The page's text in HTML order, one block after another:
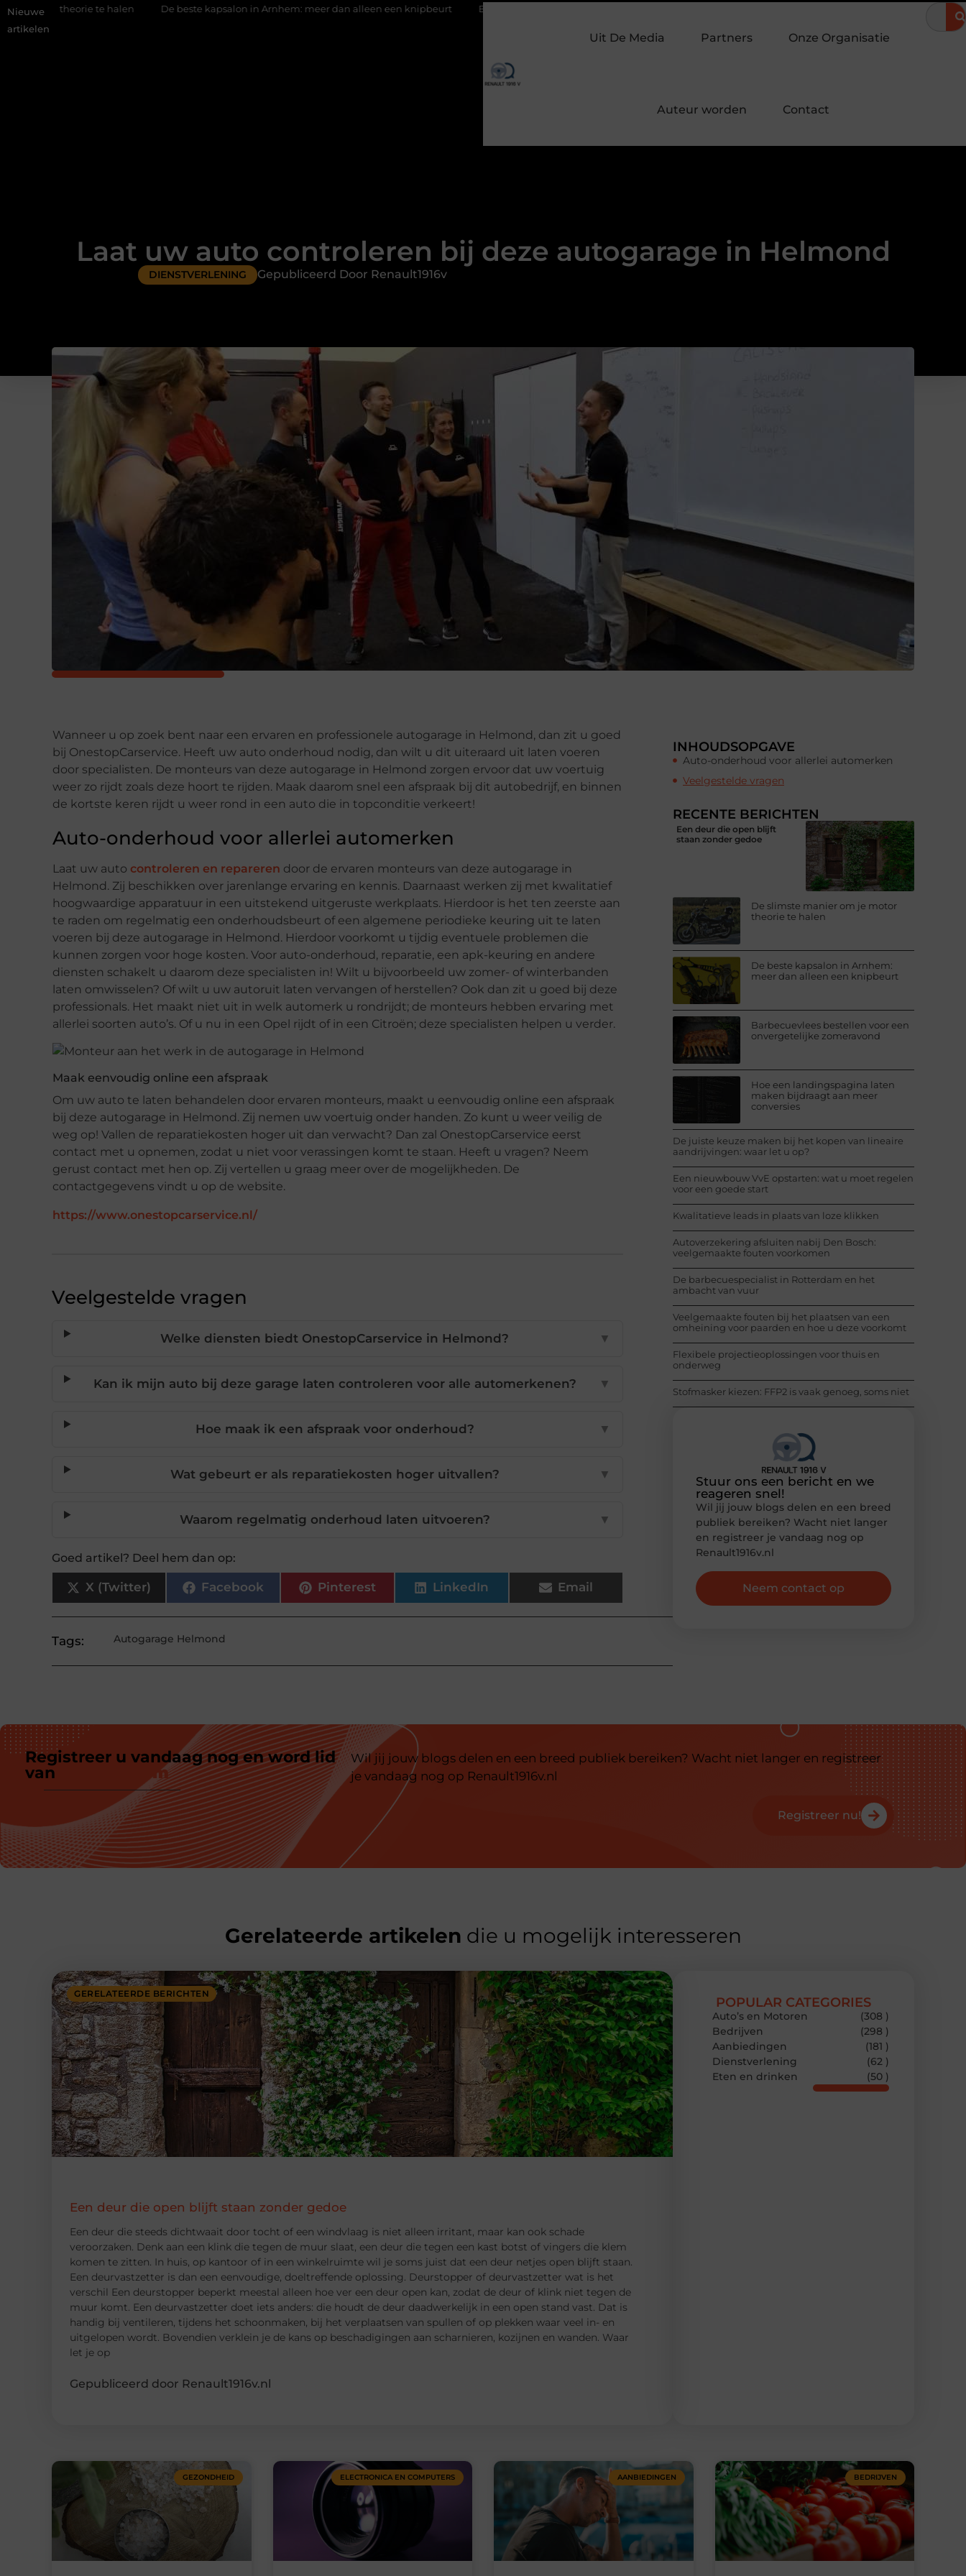
Nieuwe
artikelen
halen De beste kapsalon in Arnhem: meer dan alleen een knipbeurt Barbecuevlees bestellen voor een onvergetelijke zomeravond Hoe een landingspagina laten maken bijdraagt aan meer
Uit De Media Partners Onze Organisatie
Auteur worden Contact
Laat uw auto controleren bij deze autogarage in Helmond
DIENSTVERLENING Gepubliceerd Door Renault1916v
Wanneer u op zoek bent naar een ervaren en professionele autogarage in Helmond, dan zit u goed
bij OnestopCarservice. Heeft uw auto onderhoud nodig, dan wilt u dit uiteraard uit laten voeren
door specialisten. De monteurs van deze autogarage in Helmond zorgen ervoor dat uw voertuig
weer zo rijdt zoals deze hoort te rijden. Maak daarom snel een afspraak bij dit autobedrijf, en binnen
de kortste keren rijdt u weer rond in een auto die in topconditie verkeert!
Auto-onderhoud voor allerlei automerken
Laat uw auto controleren en repareren door de ervaren monteurs van deze autogarage in
Helmond. Zij beschikken over jarenlange ervaring en kennis. Daarnaast werken zij met kwalitatief
hoogwaardige apparatuur in een uitstekend uitgeruste werkplaats. Hierdoor is het ten zeerste aan
te raden om regelmatig een onderhoudsbeurt of een algemene periodieke keuring uit te laten
voeren bij deze autogarage in Helmond. Hierdoor voorkomt u tijdig eventuele problemen die
kunnen zorgen voor hoge kosten. Voor auto-onderhoud, reparatie, een apk-keuring en andere
diensten schakelt u daarom deze specialisten in! Wilt u bijvoorbeeld uw zomer- of winterbanden
laten omwisselen? Of wilt u uw autoruit laten vervangen of herstellen? Ook dan zit u goed bij deze
professionals. Het maakt niet uit in welk automerk u rondrijdt; de monteurs hebben ervaring met
allerlei soorten auto’s. Of u nu in een Opel rijdt of in een Citroën; deze specialisten helpen u verder.
Maak eenvoudig online een afspraak
Om uw auto te laten behandelen door ervaren monteurs, maakt u eenvoudig online een afspraak
bij deze autogarage in Helmond. Zij nemen uw voertuig onder handen. Zo kunt u weer veilig de
weg op! Vallen de reparatiekosten hoger uit dan verwacht? Dan zal OnestopCarservice eerst
contact met u opnemen, zodat u niet voor verassingen komt te staan. Heeft u vragen? Neem
gerust contact met hen op. Zij vertellen u graag meer over de mogelijkheden. De
contactgegevens vindt u op de website.
https://www.onestopcarservice.nl/
Veelgestelde vragen
Welke diensten biedt OnestopCarservice in Helmond? ▼
Kan ik mijn auto bij deze garage laten controleren voor alle automerkenen? ▼
Hoe maak ik een afspraak voor onderhoud? ▼
Wat gebeurt er als reparatiekosten hoger uitvallen? ▼
Waarom regelmatig onderhoud laten uitvoeren? ▼
Goed artikel? Deel hem dan op:
X (Twitter) Facebook Pinterest LinkedIn Email
Tags: Autogarage Helmond
INHOUDSOPGAVE
Auto-onderhoud voor allerlei automerken
Veelgestelde vragen
RECENTE BERICHTEN
Een deur die open blijft
staan zonder gedoe
De slimste manier om je motor
theorie te halen
De beste kapsalon in Arnhem:
meer dan alleen een knipbeurt
Barbecuevlees bestellen voor een
onvergetelijke zomeravond
Hoe een landingspagina laten
maken bijdraagt aan meer
conversies
De juiste keuze maken bij het kopen van lineaire
aandrijvingen: waar let u op?
Een nieuwbouw VvE opstarten: wat u moet regelen
voor een goede start
Kwalitatieve leads in plaats van loze klikken
Autoverzekering afsluiten nabij Den Bosch:
veelgemaakte fouten voorkomen
De barbecuespecialist in Rotterdam en het
ambacht van vuur
Veelgemaakte fouten bij het plaatsen van een
omheining voor paarden en hoe u deze voorkomt
Flexibele projectieoplossingen voor thuis en
onderweg
Stofmasker kiezen: FFP2 is vaak genoeg, soms niet
Stuur ons een bericht en we
reageren snel!
Wil jij jouw blogs delen en een breed
publiek bereiken? Wacht niet langer
en registreer je vandaag nog op
Renault1916v.nl
Neem contact op
Registreer u vandaag nog en word lid
van
ons platform
Wil jij jouw blogs delen en een breed publiek bereiken? Wacht niet langer en registreer
je vandaag nog op Renault1916v.nl
Registreer nu!
Gerelateerde artikelen die u mogelijk interesseren
GERELATEERDE BERICHTEN
Een deur die open blijft staan zonder gedoe
Een deur die steeds dichtwaait door tocht of een windvlaag is niet alleen irritant, maar kan ook schade
veroorzaken. Denk aan een klink die tegen de muur slaat, een deur die tegen een kast botst of vingers die klem
komen te zitten. In huis, op kantoor of in een winkelruimte wil je soms juist dat een deur netjes open blijft staan.
Een deurvastzetter is dan een eenvoudige, doeltreffende oplossing. Deurstopper of deurvastzetter wat is het
verschil Een deurstopper beperkt meestal alleen hoe ver een deur open kan, zodat de deur of klink niet tegen de
muur komt. Een deurvastzetter doet iets anders: die houdt de deur daadwerkelijk in een open stand vast. Dat is
handig bij ventileren, tijdens het schoonmaken, bij het verplaatsen van spullen of op plekken waar veel in- en
uitgelopen wordt. Bovendien verklein je de kans op beschadigingen aan scharnieren, kozijnen en wanden. Waar
let je op
Gepubliceerd door Renault1916v.nl
POPULAR CATEGORIES
Auto’s en Motoren
(308 )
Bedrijven
(298 )
Aanbiedingen
(181 )
Dienstverlening
(62 )
Eten en drinken
(50 )
GEZONDHEID ELECTRONICA EN COMPUTERS AANBIEDINGEN BEDRIJVEN